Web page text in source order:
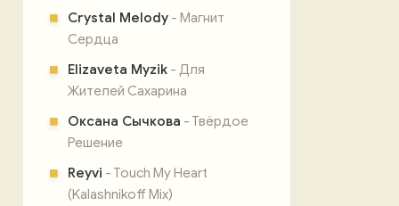
Crystal Melody - Магнит
Сердца
Elizaveta Myzik - Для
Жителей Сахарина
Оксана Сычкова - Твёрдое
Решение
Reyvi - Touch My Heart
(Kalashnikoff Mix)